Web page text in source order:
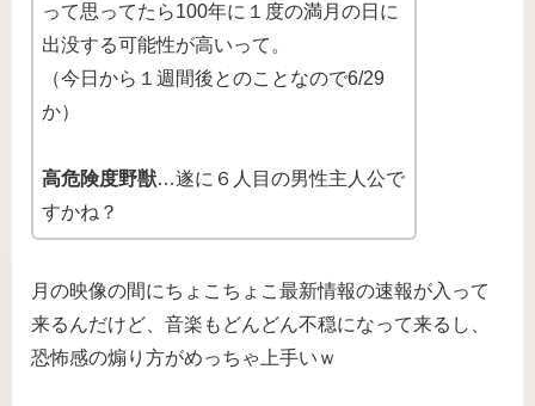
って思ってたら100年に１度の満月の日に
出没する可能性が高いって。
（今日から１週間後とのことなので6/29
か）
高危険度野獣…遂に６人目の男性主人公で
すかね？
月の映像の間にちょこちょこ最新情報の速報が入って
来るんだけど、音楽もどんどん不穏になって来るし、
恐怖感の煽り方がめっちゃ上手いｗ